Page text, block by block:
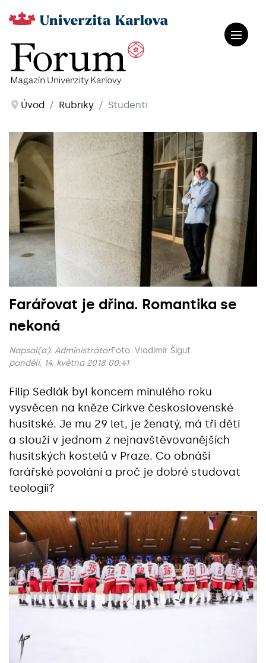
Úvod Rubriky Studenti
Farářovat je dřina. Romantika se
nekoná
Napsal(a): AdministrátorFoto: Vladimír Šigut
pondělí, 14. května 2018 00:41
Filip Sedlák byl koncem minulého roku
vysvěcen na kněze Církve československé
husitské. Je mu 29 let, je ženatý, má tři děti
a slouží v jednom z nejnavštěvovanějších
husitských kostelů v Praze. Co obnáší
farářské povolání a proč je dobré studovat
teologii?